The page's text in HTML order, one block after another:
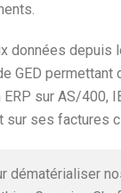
données
GED
sur AS/400,
sur ses factures
dématérialiser